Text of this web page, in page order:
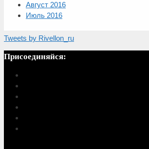
Август 2016
Июль 2016
Tweets by Rivellon_ru
Присоединяйся: